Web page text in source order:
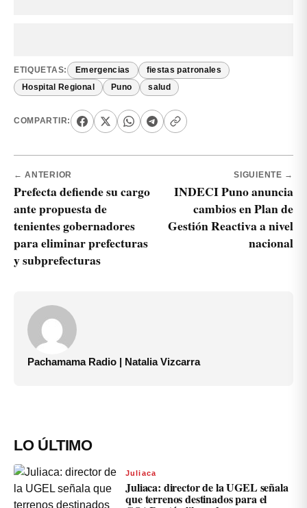
ETIQUETAS: Emergencias fiestas patronales
Hospital Regional Puno salud
COMPARTIR:
← ANTERIOR
Prefecta defiende su cargo
ante propuesta de
tenientes gobernadores
para eliminar prefecturas
y subprefecturas
SIGUIENTE →
INDECI Puno anuncia
cambios en Plan de
Gestión Reactiva a nivel
nacional
Pachamama Radio | Natalia Vizcarra
LO ÚLTIMO
Juliaca
Juliaca: director de la UGEL señala
que terrenos destinados para el